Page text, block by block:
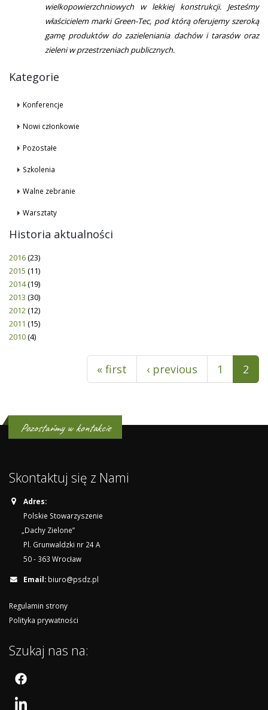
wielkopowierzchniowych w lekkiej konstrukcji. Jesteśmy
właścicielem marki Green-Tec, pod którą oferujemy szeroką
gamę produktów do zazieleniania dachów i tarasów oraz
zieleni w przestrzeniach publicznych.
Kategorie
Konferencje
Nowi członkowie
Pozostałe
Szkolenia
Walne zebranie
Warsztaty
Historia aktualności
2016(23)
2015 (11)
2014(19)
2013 (30)
2012(12)
2011 (15)
2010(4)
« first ‹ previous 1 2
Pozostańmy w kontakcie
Skontaktuj się z Nami
Adres:
Polskie Stowarzyszenie
„Dachy Zielone”
Pl. Grunwaldzki nr 24 A
50 - 363 Wrocław
Email: biuro@psdz.pl
Regulamin strony
Polityka prywatności
Szukaj nas na: